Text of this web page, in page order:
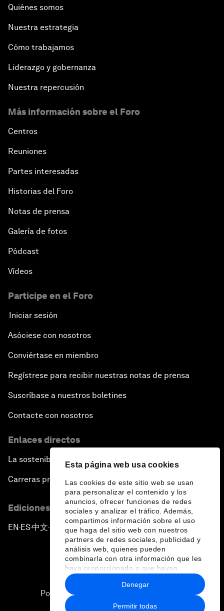
Esta página web usa cookies
Las cookies de este sitio web se usan
para personalizar el contenido y los
anuncios, ofrecer funciones de redes
sociales y analizar el tráfico. Además,
compartimos información sobre el uso
que haga del sitio web con nuestros
partners de redes sociales, publicidad y
análisis web, quienes pueden
combinarla con otra información que les
haya proporcionado o que hayan
recopilado a partir del uso que haya
hecho de sus servicios.
Permitir todas
Denegar
Quiénes somos
Nuestra estrategia
Cómo trabajamos
Liderazgo y gobernanza
Nuestra repercusión
Más información sobre el Foro
Centros
Reuniones
Partes interesadas
Historias del Foro
Notas de prensa
Galería de fotos
Pódcast
Vídeos
Participe en el Foro
Iniciar sesión
Asóciese con nosotros
Conviértase en miembro
Regístrese para recibir nuestras notas de prensa
Suscríbase a nuestros boletines
Contacte con nosotros
Enlaces directos
La sostenibilidad en el Foro
Carreras profesionales
Ediciones en otros idiomas
EN ▪ ES▪中文▪ 日本語
Política de privacidad y normas de uso